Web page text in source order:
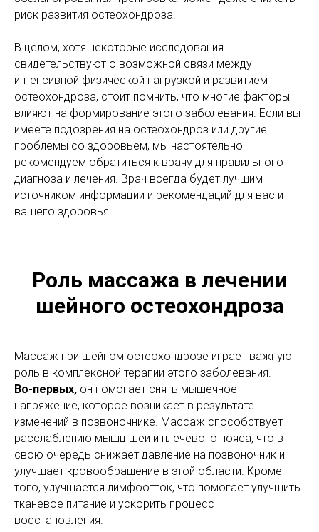
риск развития остеохондроза.
В целом, хотя некоторые исследования
свидетельствуют о возможной связи между
интенсивной физической нагрузкой и развитием
остеохондроза, стоит помнить, что многие факторы
влияют на формирование этого заболевания. Если вы
имеете подозрения на остеохондроз или другие
проблемы со здоровьем, мы настоятельно
рекомендуем обратиться к врачу для правильного
диагноза и лечения. Врач всегда будет лучшим
источником информации и рекомендаций для вас и
вашего здоровья.
Роль массажа в лечении
шейного остеохондроза
Массаж при шейном остеохондрозе играет важную
роль в комплексной терапии этого заболевания.
Во-первых, он помогает снять мышечное
напряжение, которое возникает в результате
изменений в позвоночнике. Массаж способствует
расслаблению мышц шеи и плечевого пояса, что в
свою очередь снижает давление на позвоночник и
улучшает кровообращение в этой области. Кроме
того, улучшается лимфоотток, что помогает улучшить
тканевое питание и ускорить процесс
восстановления.